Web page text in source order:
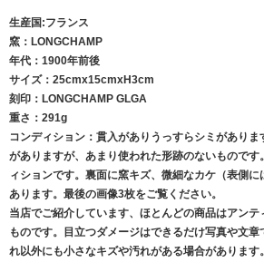
生産国:フランス
窯：LONGCHAMP
年代：1900年前後
サイズ：25cmx15cmxH3cm
刻印：LONGCHAMP GLGA
重さ：291g
コンディション：貫入がありうっすらシミがあり
がありますが、あまり使われた形跡のないもので
ィションです。裏面に窯キズ、微細なカケ（表側
あります。最後の画像3枚をご覧ください。
当店でご紹介しています、ほとんどの商品はアン
ものです。目立つダメージはできるだけ写真や文
れ以外にも小さなキズや汚れがある場合がありま